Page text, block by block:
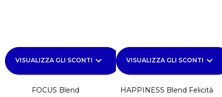
VISUALIZZA GLI SCONTI keyboard_arrow_down
FOCUS Blend
VISUALIZZA GLI SCONTI keyboard_arrow_down
HAPPINESS Blend Felicità